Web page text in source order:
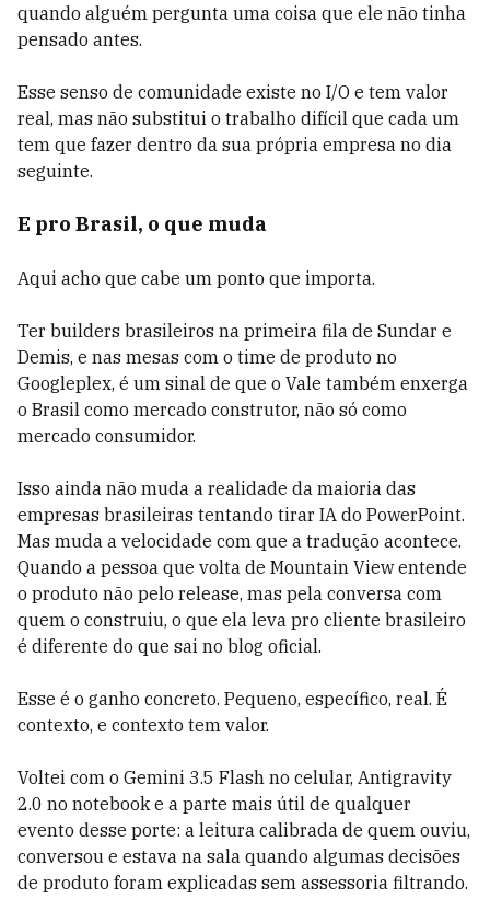
quando alguém pergunta uma coisa que ele não tinha
pensado antes.
Esse senso de comunidade existe no I/O e tem valor
real, mas não substitui o trabalho difícil que cada um
tem que fazer dentro da sua própria empresa no dia
seguinte.
E pro Brasil, o que muda
Aqui acho que cabe um ponto que importa.
Ter builders brasileiros na primeira fila de Sundar e
Demis, e nas mesas com o time de produto no
Googleplex, é um sinal de que o Vale também enxerga
o Brasil como mercado construtor, não só como
mercado consumidor.
Isso ainda não muda a realidade da maioria das
empresas brasileiras tentando tirar IA do PowerPoint.
Mas muda a velocidade com que a tradução acontece.
Quando a pessoa que volta de Mountain View entende
o produto não pelo release, mas pela conversa com
quem o construiu, o que ela leva pro cliente brasileiro
é diferente do que sai no blog oficial.
Esse é o ganho concreto. Pequeno, específico, real. É
contexto, e contexto tem valor.
Voltei com o Gemini 3.5 Flash no celular, Antigravity
2.0 no notebook e a parte mais útil de qualquer
evento desse porte: a leitura calibrada de quem ouviu,
conversou e estava na sala quando algumas decisões
de produto foram explicadas sem assessoria filtrando.